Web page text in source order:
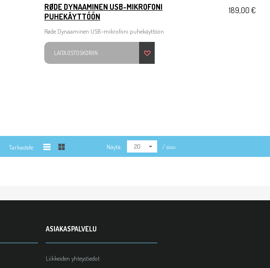
RØDE DYNAAMINEN USB-MIKROFONI
PUHEKÄYTTÖÖN
Røde Dynaaminen USB-mikrofoni puhekäyttöön
LAITA OSTOSKORIIN
189,00 €
Tarkastele: Näytä: 20 / sivu
ASIAKASPALVELU
Liikkeiden yhteystiedot